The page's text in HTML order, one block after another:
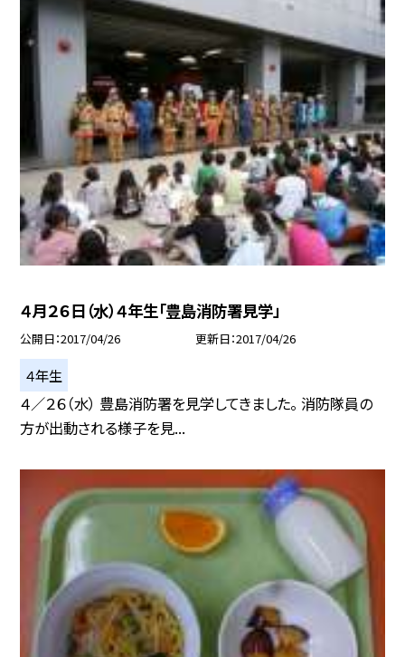
４月２６日（水）４年生「豊島消防署見学」
公開日 2017/04/26 更新日 2017/04/26
４年生
４／２６（水） 豊島消防署を見学してきました。 消防隊員の
方が出動される様子を見...